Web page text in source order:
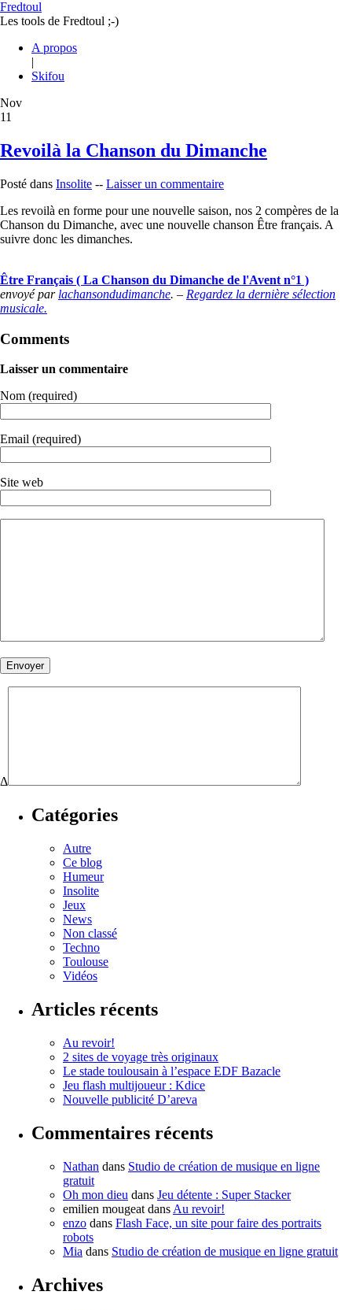
Fredtoul
Les tools de Fredtoul ;-)
A propos
|
Skifou
Nov
11
Revoilà la Chanson du Dimanche
Posté dans Insolite -- Laisser un commentaire
Les revoilà en forme pour une nouvelle saison, nos 2 compères de la
Chanson du Dimanche, avec une nouvelle chanson Être français. A
suivre donc les dimanches.
Être Français ( La Chanson du Dimanche de l'Avent n°1 )
envoyé par lachansondudimanche. – Regardez la dernière sélection
musicale.
Comments
Laisser un commentaire
Nom (required)
Email (required)
Site web
Δ
Catégories
Autre
Ce blog
Humeur
Insolite
Jeux
News
Non classé
Techno
Toulouse
Vidéos
Articles récents
Au revoir!
2 sites de voyage très originaux
Le stade toulousain à l’espace EDF Bazacle
Jeu flash multijoueur : Kdice
Nouvelle publicité D’areva
Commentaires récents
Nathan dans Studio de création de musique en ligne
gratuit
Oh mon dieu dans Jeu détente : Super Stacker
emilien mougeat dans Au revoir!
enzo dans Flash Face, un site pour faire des portraits
robots
Mia dans Studio de création de musique en ligne gratuit
Archives